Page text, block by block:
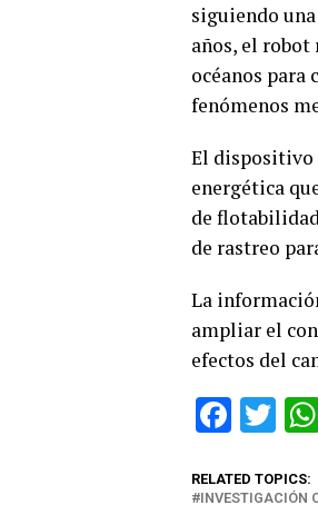
siguiendo
años, el
océanos
fenómenos
El dispositivo
energética
de
de rastreo
La
ampliar el
efectos del
RELATED TOPICS:
INVESTIGACIÓN